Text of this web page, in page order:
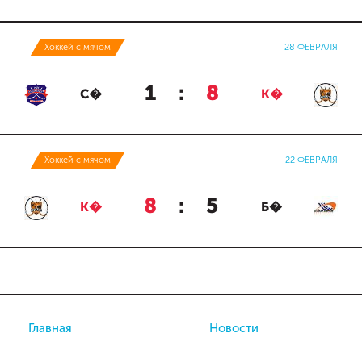
Хоккей с мячом 28 ФЕВРАЛЯ
С� 1 : 8 К�
Хоккей с мячом 22 ФЕВРАЛЯ
К� 8 : 5 Б�
Главная Новости